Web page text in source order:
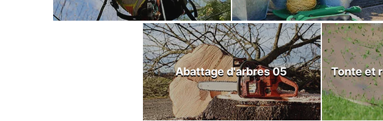
Abattage d'arbres 05 Tonte et